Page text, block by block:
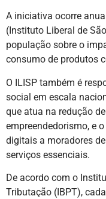
A iniciativa ocorre
(Instituto Liberal de
população sobre o
consumo de produtos
O ILISP também é
social em escala
que atua na redução
empreendedorismo, e
digitais a moradores
serviços essenciais.
De acordo com o
Tributação (IBPT),